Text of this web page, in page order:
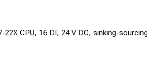
CPU, 16 DI, 24 V DC, sinking-